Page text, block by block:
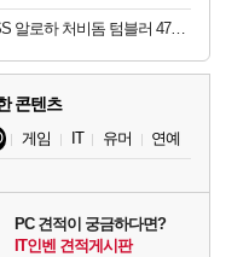
스타벅스SS 알로하 처비돔 텀블러 473ml
콘텐츠
게임 IT 유머 연예
PC 견적이 궁금하다면?
IT인벤 견적게시판